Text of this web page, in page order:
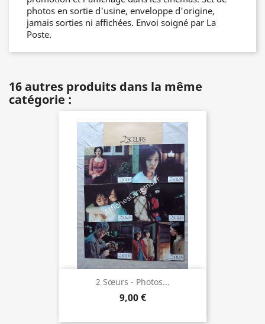
photos en sortie d'usine, enveloppe d'origine,
jamais sorties ni affichées. Envoi soigné par La
Poste.
16 autres produits dans la même
catégorie :
2 Sœurs - Photos...
9,00 €